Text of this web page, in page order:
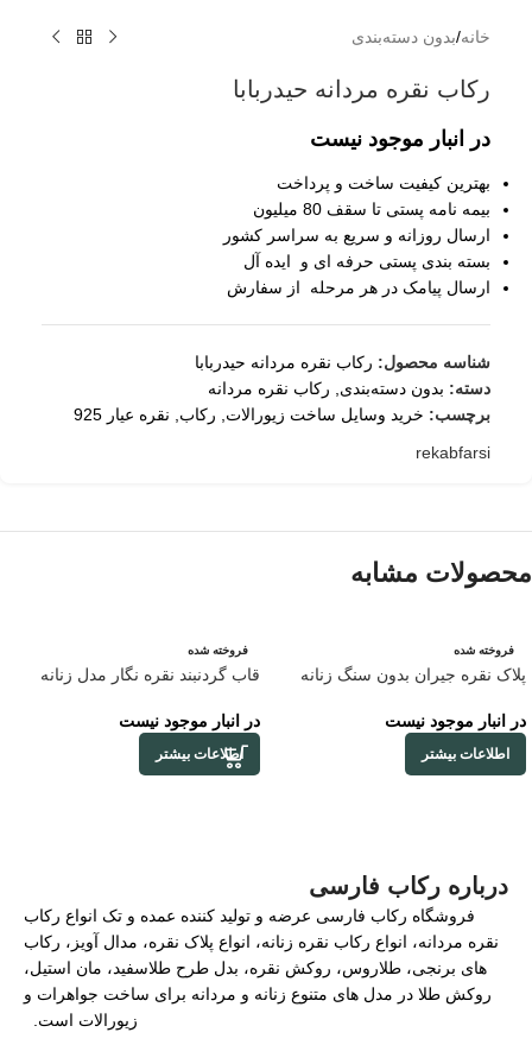
خانه/بدون دسته‌بندی
رکاب نقره مردانه حیدربابا
در انبار موجود نیست
بهترین کیفیت ساخت و پرداخت
بیمه نامه پستی تا سقف 80 میلیون
ارسال روزانه و سریع به سراسر کشور
بسته بندی پستی حرفه ای و ایده آل
ارسال پیامک در هر مرحله از سفارش
شناسه محصول: رکاب نقره مردانه حیدربابا
دسته: بدون دسته‌بندی
رکاب نقره مردانه
برچسب: خرید وسایل ساخت زیورالات رکاب
نقره عیار 925
rekabfarsi
محصولات مشابه
فروخته شده
پلاک نقره جیران بدون سنگ زنانه
در انبار موجود نیست
اطلاعات بیشتر
فروخته شده
قاب گردنبند نقره نگار مدل زنانه
در انبار موجود نیست
اطلاعات بیشتر
درباره رکاب فارسی
فروشگاه رکاب فارسی عرضه و تولید کننده عمده و تک انواع رکاب
نقره مردانه، انواع رکاب نقره زنانه، انواع پلاک نقره، مدال آویز، رکاب
های برنجی، طلاروس، روکش نقره، بدل طرح طلاسفید، مان استیل،
روکش طلا در مدل های متنوع زنانه و مردانه برای ساخت جواهرات و
زیورالات است.